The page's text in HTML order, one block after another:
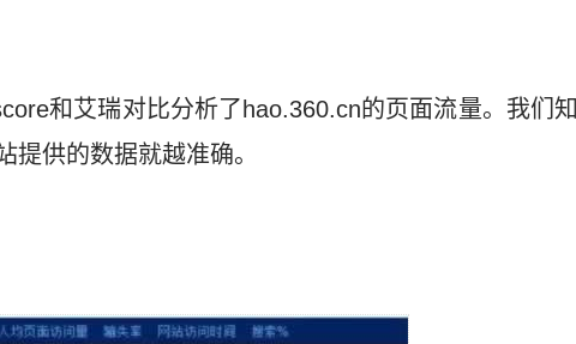
和艾瑞对比分析了hao.360.cn的页面流量。我们知
供的数据就越准确。